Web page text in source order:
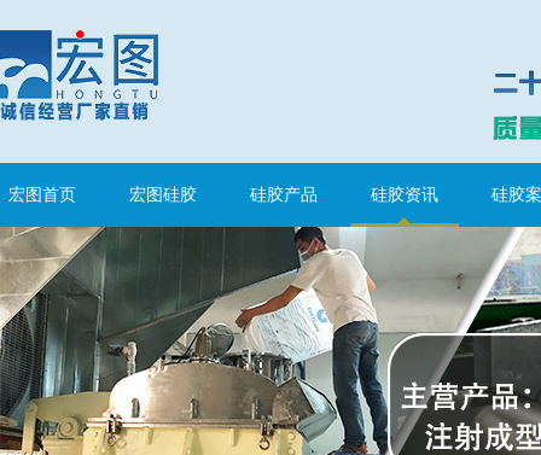
宏图首页 宏图硅胶 硅胶产品 硅胶资讯 硅胶
注射硅胶